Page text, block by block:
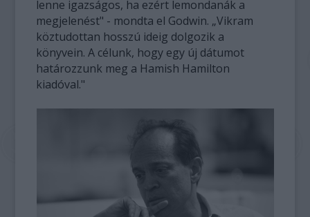
lenne igazságos, ha ezért lemondanák a
megjelenést" - mondta el Godwin. „Vikram
köztudottan hosszú ideig dolgozik a
könyvein. A célunk, hogy egy új dátumot
határozzunk meg a Hamish Hamilton
kiadóval."